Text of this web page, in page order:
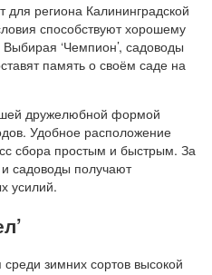
для региона Калининградской
способствуют хорошему
‘Чемпион’, садоводы
память о своём саде на
дружелюбной формой
Удобное расположение
сбора простым и быстрым. За
и садоводы получают
усилий.
среди зимних сортов высокой